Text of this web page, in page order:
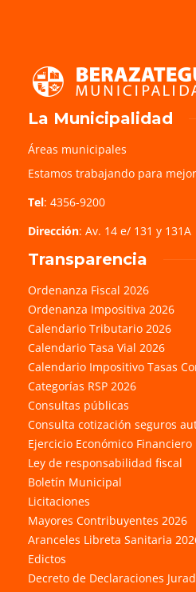
La Municipalidad
Áreas municipales
Estamos trabajando para
Tel: 4356-9200
Dirección: Av. 14 e/ 131 y 131A
Transparencia
Ordenanza Fiscal 2026
Ordenanza Impositiva 2026
Calendario Tributario 2026
Calendario Tasa Vial 2026
Calendario Impositivo Tasas
Categorías RSP 2026
Consultas públicas
Consulta cotización seguros
Ejercicio Económico Financiero
Ley de responsabilidad fiscal
Boletín Municipal
Licitaciones
Mayores Contribuyentes 2026
Aranceles Libreta Sanitaria
Edictos
Decreto de Declaraciones